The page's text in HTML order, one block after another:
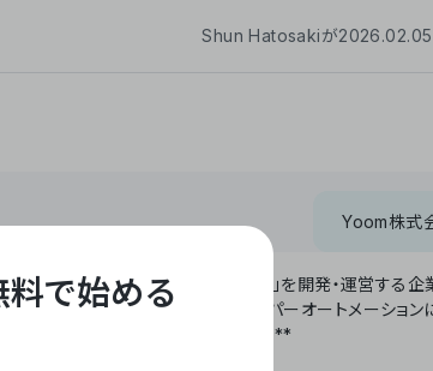
Shun Hatosakiが2026.02.05
Yoom株式
スオートメーションSaaS「Yoom」を開発・運営する企業
術をノーコードで組み合わせたハイパーオートメーション
動化するサービスを提供しています。**
料で始める